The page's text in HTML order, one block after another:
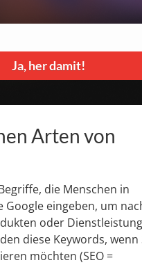
Ja, her damit!
Arten von
die Menschen in
Google eingeben, um
oder
diese Keywords, wenn
möchten (SEO =